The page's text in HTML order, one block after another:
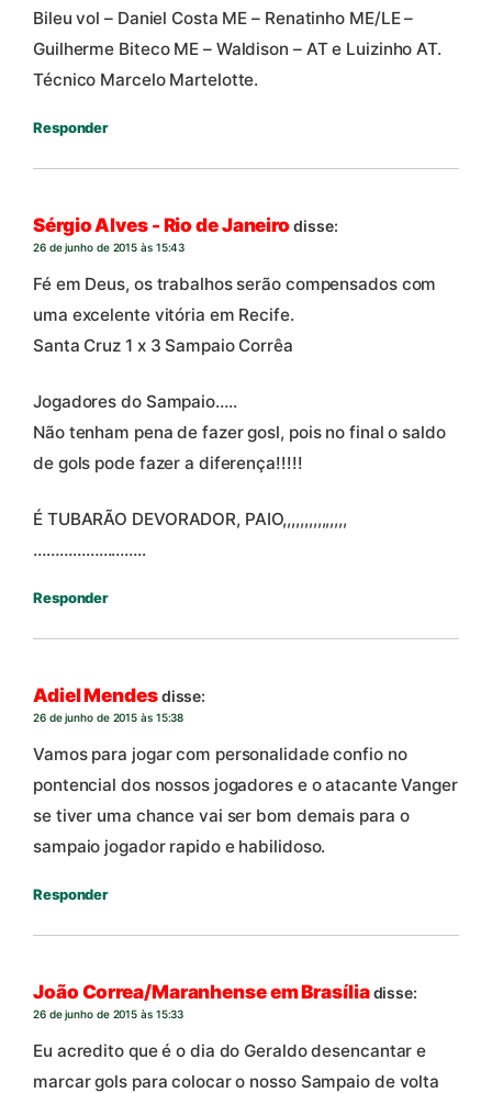
Bileu vol – Daniel Costa ME – Renatinho ME/LE –
Guilherme Biteco ME – Waldison – AT e Luizinho AT.
Técnico Marcelo Martelotte.
Responder
Sérgio Alves - Rio de Janeiro disse:
26 de junho de 2015 às 15:43
Fé em Deus, os trabalhos serão compensados com
uma excelente vitória em Recife.
Santa Cruz 1 x 3 Sampaio Corrêa
Jogadores do Sampaio…..
Não tenham pena de fazer gosl, pois no final o saldo
de gols pode fazer a diferença!!!!!
É TUBARÃO DEVORADOR, PAIO,,,,,,,,,,,,,,,
……………………..
Responder
Adiel Mendesdisse:
26 de junho de 2015 às 15:38
Vamos para jogar com personalidade confio no
pontencial dos nossos jogadores e o atacante Vanger
se tiver uma chance vai ser bom demais para o
sampaio jogador rapido e habilidoso.
Responder
João Correa/Maranhense em Brasíliadisse:
26 de junho de 2015 às 15:33
Eu acredito que é o dia do Geraldo desencantar e
marcar gols para colocar o nosso Sampaio de volta